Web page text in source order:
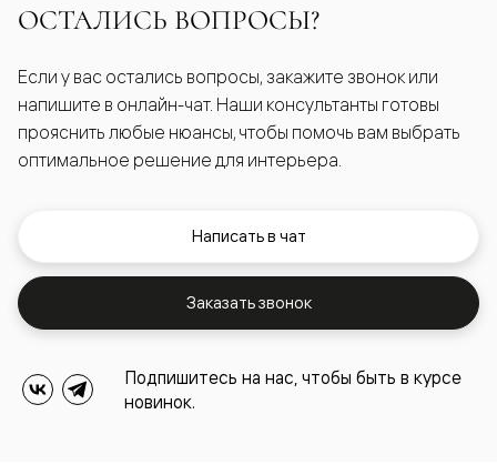
ОСТАЛИСЬ ВОПРОСЫ?
Если у вас остались вопросы, закажите звонок или
напишите в онлайн-чат. Наши консультанты готовы
прояснить любые нюансы, чтобы помочь вам выбрать
оптимальное решение для интерьера.
Написать в чат
Заказать звонок
Подпишитесь на нас, чтобы быть в курсе
новинок.